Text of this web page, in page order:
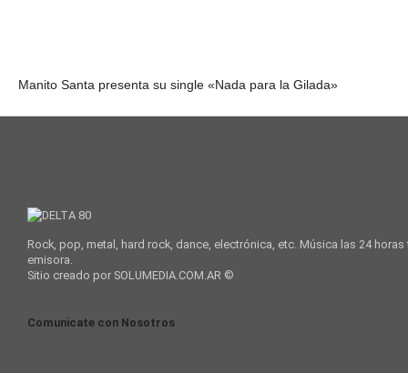
Manito Santa presenta su single «Nada para la Gilada»
Rock, pop, metal, hard rock, dance, electrónica, etc. Música las 24
emisora.
Sitio creado por SOLUMEDIA.COM.AR ©
Comunicate con Nosotros